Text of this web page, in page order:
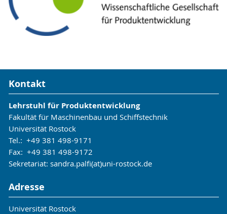
Kontakt
Lehrstuhl für Produktentwicklung
Fakultät für Maschinenbau und Schiffstechnik
Universität Rostock
Tel.: +49 381 498-9171
Fax: +49 381 498-9172
Sekretariat: sandra.palfi(at)uni-rostock.de
Adresse
Universität Rostock